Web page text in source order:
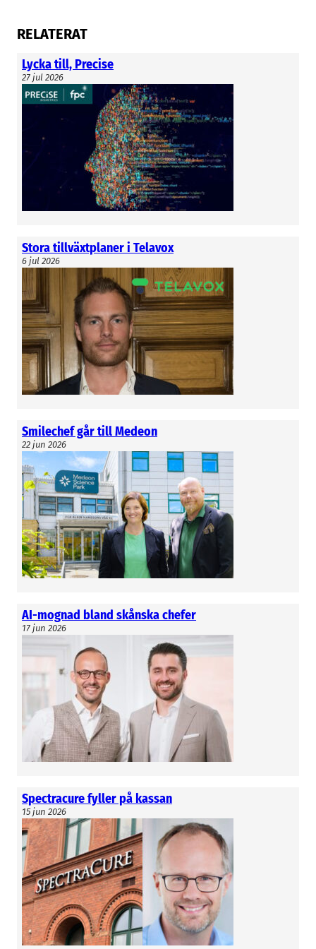
RELATERAT
Lycka till, Precise
27 jul 2026
Stora tillväxtplaner i Telavox
6 jul 2026
Smilechef går till Medeon
22 jun 2026
AI-mognad bland skånska chefer
17 jun 2026
Spectracure fyller på kassan
15 jun 2026